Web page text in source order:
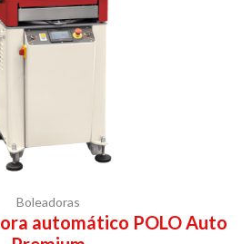
Boleadoras
automático POLO Auto